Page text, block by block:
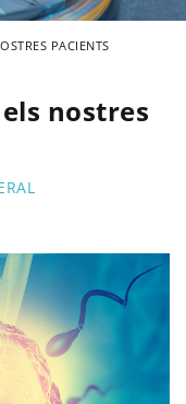
PACIENTS
nostres